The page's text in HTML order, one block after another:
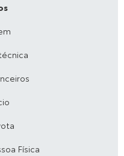
Física